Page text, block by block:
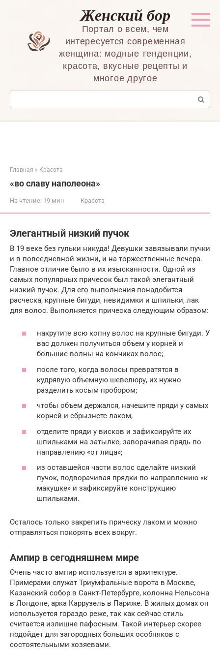
Женский бор
Портал о всем, чем
интересуется современная
женщина: модные тенденции,
красота, вкусные рецепты и
многое другое
Поиск:
Главная » Красота
«во славу наполеона»
На чтение: 19 мин Красота
Элегантный низкий пучок
В 19 веке без гульки никуда! Девушки завязывали пучки
и в повседневной жизни, и на торжественные вечера.
Главное отличие было в их изысканности. Одной из
самых популярных причесок был такой элегантный
низкий пучок. Для его выполнения понадобится
расческа, крупные бигуди, невидимки и шпильки, лак
для волос. Выполняется прическа следующим образом:
накрутите всю копну волос на крупные бигуди. У
вас должен получиться объем у корней и
большие волны на кончиках волос;
после того, когда волосы превратятся в
кудрявую объемную шевелюру, их нужно
разделить косым пробором;
чтобы объем держался, начешите пряди у самых
корней и сбрызнете лаком;
отделите пряди у висков и зафиксируйте их
шпильками на затылке, заворачивая прядь по
направлению «от лица»;
из оставшейся части волос сделайте низкий
пучок, подворачивая прядки по направлению «к
макушке» и зафиксируйте конструкцию
шпильками.
Осталось только закрепить прическу лаком и можно
отправляться покорять всех вокруг.
Ампир в сегодняшнем мире
Очень часто ампир используется в архитектуре.
Примерами служат Триумфальные ворота в Москве,
Казанский собор в Санкт-Петербурге, колонна Нельсона
в Лондоне, арка Каррузель в Париже. В жилых домах он
используется гораздо реже, так как сейчас стиль
считается излишне пафосным. Такой интерьер скорее
подойдет для загородных больших особняков с
состоятельными хозяевами.